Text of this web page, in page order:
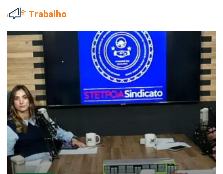
Trabalho